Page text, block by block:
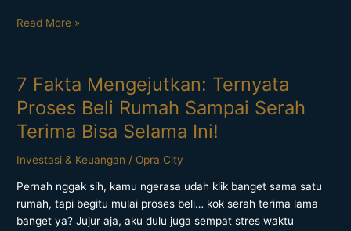
Read More »
7 Fakta Mengejutkan: Ternyata
Proses Beli Rumah Sampai Serah
Terima Bisa Selama Ini!
Investasi & Keuangan / Opra City
Pernah nggak sih, kamu ngerasa udah klik banget sama satu
rumah, tapi begitu mulai proses beli… kok serah terima lama
banget ya? Jujur aja, aku dulu juga sempat stres waktu
7
Fakta
Mengejutkan:
Ternyata
Beli
Rumah
Sampai
Serah